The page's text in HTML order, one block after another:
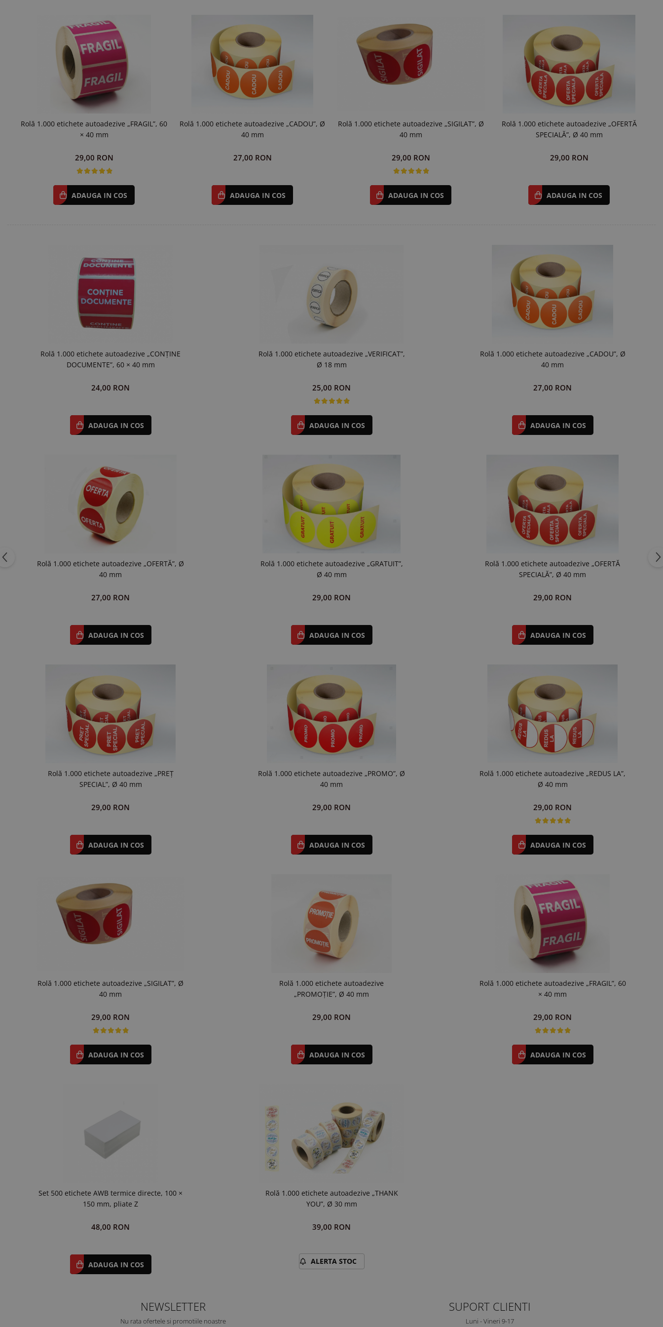
Rolă 1.000 etichete autoadezive „FRAGIL”, 60
× 40 mm
29,00 RON
ADAUGA IN COS
Rolă 1.000 etichete autoadezive „CADOU”, Ø
40 mm
27,00 RON
ADAUGA IN COS
Rolă 1.000 etichete autoadezive „SIGILAT”, Ø
40 mm
29,00 RON
ADAUGA IN COS
Rolă 1.000 etichete autoadezive „OFERTĂ
SPECIALĂ”, Ø 40 mm
29,00 RON
ADAUGA IN COS
Rolă 1.000 etichete autoadezive „CONȚINE
DOCUMENTE”, 60 × 40 mm
24,00 RON
ADAUGA IN COS
Rolă 1.000 etichete autoadezive „VERIFICAT”,
Ø 18 mm
25,00 RON
ADAUGA IN COS
Rolă 1.000 etichete autoadezive „CADOU”, Ø
40 mm
27,00 RON
ADAUGA IN COS
Rolă 1.000 etichete autoadezive „OFERTĂ”, Ø
40 mm
27,00 RON
ADAUGA IN COS
Rolă 1.000 etichete autoadezive „GRATUIT”,
Ø 40 mm
29,00 RON
ADAUGA IN COS
Rolă 1.000 etichete autoadezive „OFERTĂ
SPECIALĂ”, Ø 40 mm
29,00 RON
ADAUGA IN COS
Rolă 1.000 etichete autoadezive „PREȚ
SPECIAL”, Ø 40 mm
29,00 RON
ADAUGA IN COS
Rolă 1.000 etichete autoadezive „PROMO”, Ø
40 mm
29,00 RON
ADAUGA IN COS
Rolă 1.000 etichete autoadezive „REDUS LA”,
Ø 40 mm
29,00 RON
ADAUGA IN COS
Rolă 1.000 etichete autoadezive „SIGILAT”, Ø
40 mm
29,00 RON
ADAUGA IN COS
Rolă 1.000 etichete autoadezive
„PROMOȚIE”, Ø 40 mm
29,00 RON
ADAUGA IN COS
Rolă 1.000 etichete autoadezive „FRAGIL”, 60
× 40 mm
29,00 RON
ADAUGA IN COS
Set 500 etichete AWB termice directe, 100 ×
150 mm, pliate Z
48,00 RON
ADAUGA IN COS
Rolă 1.000 etichete autoadezive „THANK
YOU”, Ø 30 mm
39,00 RON
ALERTA STOC
NEWSLETTER
Nu rata ofertele si promotiile noastre
SUPORT CLIENTI
Luni - Vineri 9-17